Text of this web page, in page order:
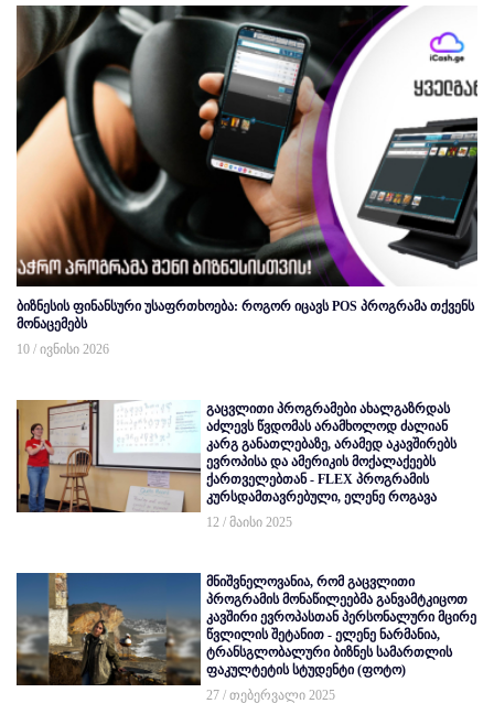
ბიზნესის ფინანსური უსაფრთხოება: როგორ იცავს POS პროგრამა თქვენს
მონაცემებს
10 / ივნისი 2026
გაცვლითი პროგრამები ახალგაზრდას
აძლევს წვდომას არამხოლოდ ძალიან
კარგ განათლებაზე, არამედ აკავშირებს
ევროპისა და ამერიკის მოქალაქეებს
ქართველებთან - FLEX პროგრამის
კურსდამთავრებული, ელენე როგავა
12 / მაისი 2025
მნიშვნელოვანია, რომ გაცვლითი
პროგრამის მონაწილეებმა განვამტკიცოთ
კავშირი ევროპასთან პერსონალური მცირე
წვლილის შეტანით - ელენე ნარმანია,
ტრანსგლობალური ბიზნეს სამართლის
ფაკულტეტის სტუდენტი (ფოტო)
27 / თებერვალი 2025